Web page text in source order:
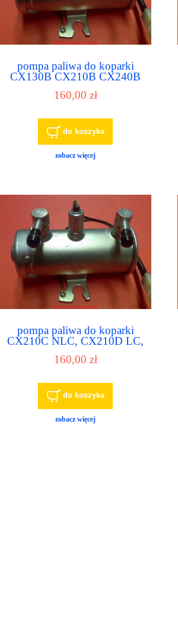
pompa paliwa do koparki
CX130B CX210B CX240B
160,00 zł
do koszyka
zobacz więcej
pompa paliwa do koparki
CX210C NLC, CX210D LC,
160,00 zł
do koszyka
zobacz więcej